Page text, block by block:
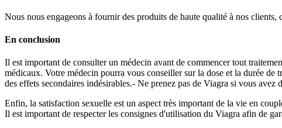
Nous nous engageons à fournir des produits de haute qualité à nos
En conclusion
Il est important de consulter un médecin avant de commencer tout
médicaux. Votre médecin pourra vous conseiller sur la dose et la durée
des effets secondaires indésirables.- Ne prenez pas de Viagra si vous
Enfin, la satisfaction sexuelle est un aspect très important de la vie en
Il est important de respecter les consignes d'utilisation du Viagra afin de